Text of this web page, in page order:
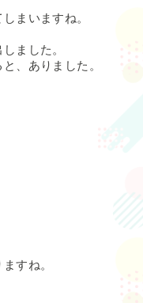
まいますね。
ました。
、ありました。
すね。